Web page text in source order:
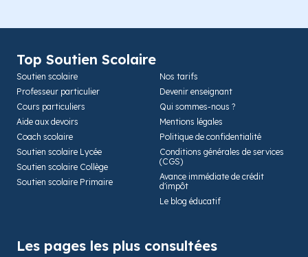
Top Soutien Scolaire
Soutien scolaire
Professeur particulier
Cours particuliers
Aide aux devoirs
Coach scolaire
Soutien scolaire Lycée
Soutien scolaire Collège
Soutien scolaire Primaire
Nos tarifs
Devenir enseignant
Qui sommes-nous ?
Mentions légales
Politique de confidentialité
Conditions générales de services
(CGS)
Avance immédiate de crédit
d'impôt
Le blog éducatif
Les pages les plus consultées